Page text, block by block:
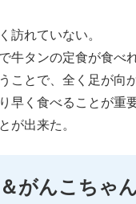
訪れていない。
牛タンの定食が食べ
ことで、全く足が向
早く食べることが重
が出来た。
＆がんこちゃ